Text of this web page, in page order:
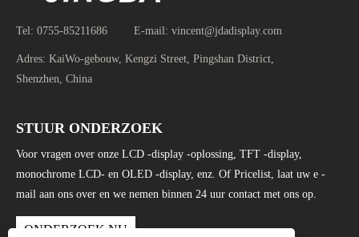
Tel: 0755-85211686 E-mail: vincent@jdadisplay.com
Adres: KaiWo-gebouw, Kengzi Street, Pingshan District,
Shenzhen, China
STUUR ONDERZOEK
Voor vragen over onze LCD -display -oplossing, TFT -display,
monochrome LCD- en OLED -display, enz. Of Pricelist, laat uw e -
mail aan ons over en we nemen binnen 24 uur contact met ons op.
ONDERZOEK NU